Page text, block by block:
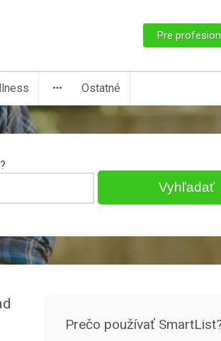
Pre
more_horiz Ostatné
Prečo používať